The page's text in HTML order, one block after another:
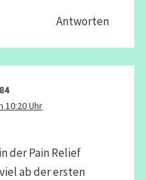
Antworten
10:20 Uhr
der Pain Relief
ab der ersten